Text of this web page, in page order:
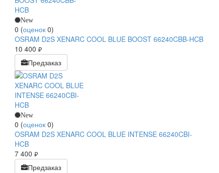
New
0 (оценок 0)
OSRAM D2S XENARC COOL BLUE BOOST 66240CBB-HCB
10 400 руб.
Предзаказ
New
0 (оценок 0)
OSRAM D2S XENARC COOL BLUE INTENSE 66240CBI-
HCB
7 400 руб.
Предзаказ